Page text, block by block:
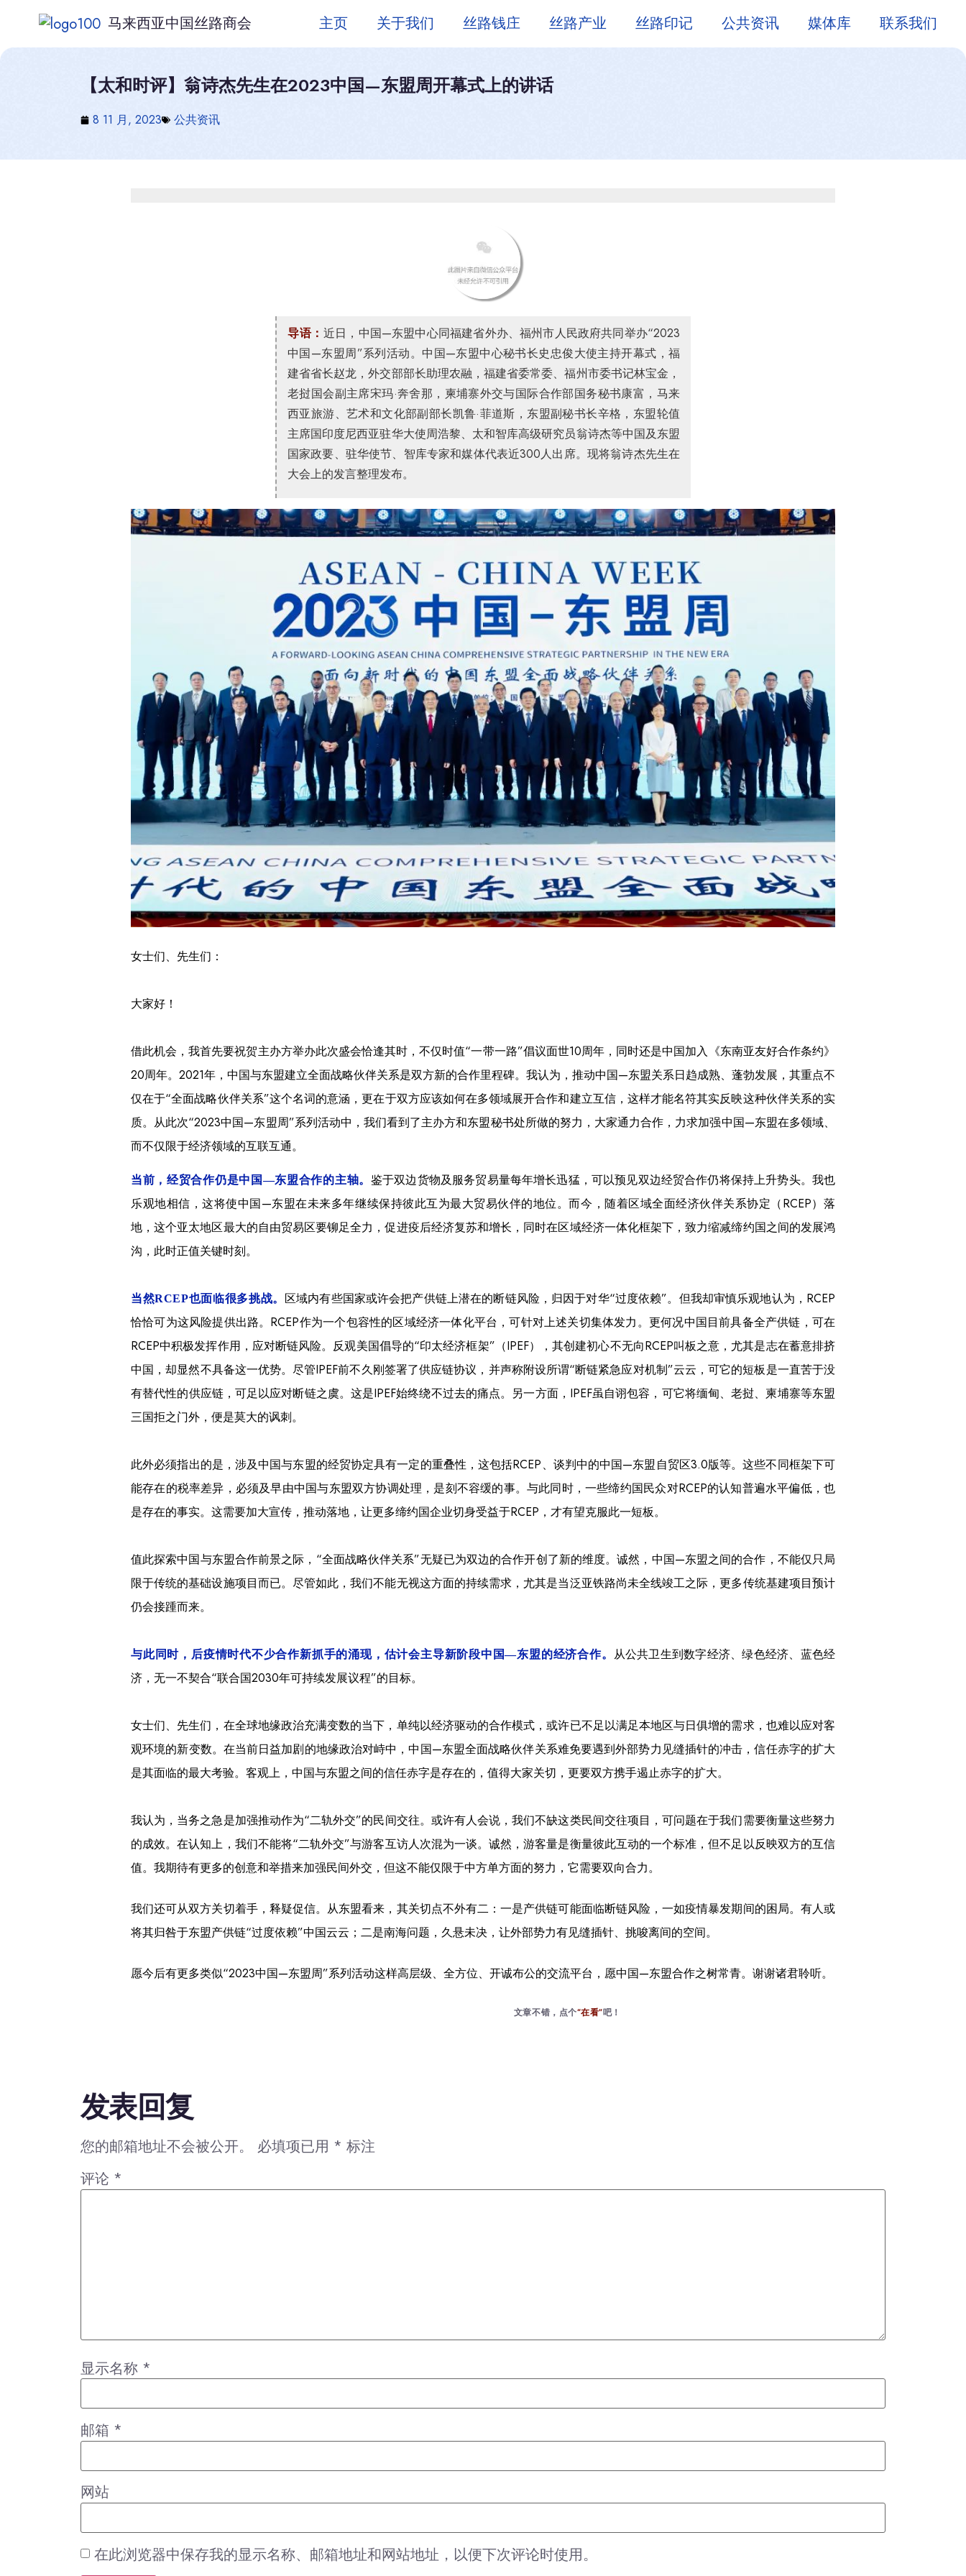
马来西亚中国丝路商会 主页 关于我们 丝路钱庄 丝路产业 丝路印记 公共资讯 媒体库 联系我们
【太和时评】翁诗杰先生在2023中国—东盟周开幕式上的讲话
8 11 月, 2023 公共资讯
导语：近日，中国—东盟中心同福建省外办、福州市人民政府共同举办“2023
中国—东盟周”系列活动。中国—东盟中心秘书长史忠俊大使主持开幕式，福
建省省长赵龙，外交部部长助理农融，福建省委常委、福州市委书记林宝金，
老挝国会副主席宋玛·奔舍那，柬埔寨外交与国际合作部国务秘书康富，马来
西亚旅游、艺术和文化部副部长凯鲁·菲道斯，东盟副秘书长辛格，东盟轮值
主席国印度尼西亚驻华大使周浩黎、太和智库高级研究员翁诗杰等中国及东盟
国家政要、驻华使节、智库专家和媒体代表近300人出席。现将翁诗杰先生在
大会上的发言整理发布。
女士们、先生们：
大家好！
借此机会，我首先要祝贺主办方举办此次盛会恰逢其时，不仅时值“一带一路”倡议面世10周年，同时还是中国加入《东南亚友好合作条约》
20周年。2021年，中国与东盟建立全面战略伙伴关系是双方新的合作里程碑。我认为，推动中国—东盟关系日趋成熟、蓬勃发展，其重点不
仅在于“全面战略伙伴关系”这个名词的意涵，更在于双方应该如何在多领域展开合作和建立互信，这样才能名符其实反映这种伙伴关系的实
质。从此次“2023中国—东盟周”系列活动中，我们看到了主办方和东盟秘书处所做的努力，大家通力合作，力求加强中国—东盟在多领域、
而不仅限于经济领域的互联互通。
当前，经贸合作仍是中国—东盟合作的主轴。 鉴于双边货物及服务贸易量每年增长迅猛，可以预见双边经贸合作仍将保持上升势头。我也
乐观地相信，这将使中国—东盟在未来多年继续保持彼此互为最大贸易伙伴的地位。而今，随着区域全面经济伙伴关系协定（RCEP）落
地，这个亚太地区最大的自由贸易区要铆足全力，促进疫后经济复苏和增长，同时在区域经济一体化框架下，致力缩减缔约国之间的发展鸿
沟，此时正值关键时刻。
当然RCEP也面临很多挑战。 区域内有些国家或许会把产供链上潜在的断链风险，归因于对华“过度依赖”。但我却审慎乐观地认为，RCEP
恰恰可为这风险提供出路。RCEP作为一个包容性的区域经济一体化平台，可针对上述关切集体发力。更何况中国目前具备全产供链，可在
RCEP中积极发挥作用，应对断链风险。反观美国倡导的“印太经济框架”（IPEF），其创建初心不无向RCEP叫板之意，尤其是志在蓄意排挤
中国，却显然不具备这一优势。尽管IPEF前不久刚签署了供应链协议，并声称附设所谓“断链紧急应对机制”云云，可它的短板是一直苦于没
有替代性的供应链，可足以应对断链之虞。这是IPEF始终绕不过去的痛点。另一方面，IPEF虽自诩包容，可它将缅甸、老挝、柬埔寨等东盟
三国拒之门外，便是莫大的讽刺。
此外必须指出的是，涉及中国与东盟的经贸协定具有一定的重叠性，这包括RCEP、谈判中的中国—东盟自贸区3.0版等。这些不同框架下可
能存在的税率差异，必须及早由中国与东盟双方协调处理，是刻不容缓的事。与此同时，一些缔约国民众对RCEP的认知普遍水平偏低，也
是存在的事实。这需要加大宣传，推动落地，让更多缔约国企业切身受益于RCEP，才有望克服此一短板。
值此探索中国与东盟合作前景之际，“全面战略伙伴关系”无疑已为双边的合作开创了新的维度。诚然，中国—东盟之间的合作，不能仅只局
限于传统的基础设施项目而已。尽管如此，我们不能无视这方面的持续需求，尤其是当泛亚铁路尚未全线竣工之际，更多传统基建项目预计
仍会接踵而来。
与此同时，后疫情时代不少合作新抓手的涌现，估计会主导新阶段中国—东盟的经济合作。 从公共卫生到数字经济、绿色经济、蓝色经
济，无一不契合“联合国2030年可持续发展议程”的目标。
女士们、先生们，在全球地缘政治充满变数的当下，单纯以经济驱动的合作模式，或许已不足以满足本地区与日俱增的需求，也难以应对客
观环境的新变数。 在当前日益加剧的地缘政治对峙中，中国—东盟全面战略伙伴关系难免要遇到外部势力见缝插针的冲击，信任赤字的扩大
是其面临的最大考验。 客观上，中国与东盟之间的信任赤字是存在的，值得大家关切，更要双方携手遏止赤字的扩大。
我认为，当务之急是加强推动作为“二轨外交”的民间交往。或许有人会说，我们不缺这类民间交往项目，可问题在于我们需要衡量这些努力
的成效。在认知上，我们不能将“二轨外交”与游客互访人次混为一谈。诚然，游客量是衡量彼此互动的一个标准，但不足以反映双方的互信
值。我期待有更多的创意和举措来加强民间外交，但这不能仅限于中方单方面的努力，它需要双向合力。
我们还可从双方关切着手，释疑促信。从东盟看来，其关切点不外有二：一是产供链可能面临断链风险，一如疫情暴发期间的困局。有人或
将其归咎于东盟产供链“过度依赖”中国云云；二是南海问题，久悬未决，让外部势力有见缝插针、挑唆离间的空间。
愿今后有更多类似“2023中国—东盟周”系列活动这样高层级、全方位、开诚布公的交流平台，愿中国—东盟合作之树常青。谢谢诸君聆听。
文章不错，点个“在看”吧！
发表回复
您的邮箱地址不会被公开。 必填项已用 * 标注
评论 *
显示名称 *
邮箱 *
网站
在此浏览器中保存我的显示名称、邮箱地址和网站地址，以便下次评论时使用。